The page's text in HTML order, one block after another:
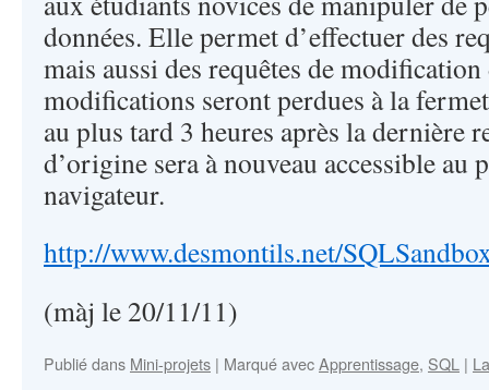
données. Elle permet d’effectuer des
mais aussi des requêtes de modification
modifications seront perdues à la
au plus tard 3 heures après la dernière
d’origine sera à nouveau accessible au
navigateur.
http://www.desmontils.net/
(màj le 20/11/11)
Publié dans Mini-projets | Marqué avecApprentissage, SQL |